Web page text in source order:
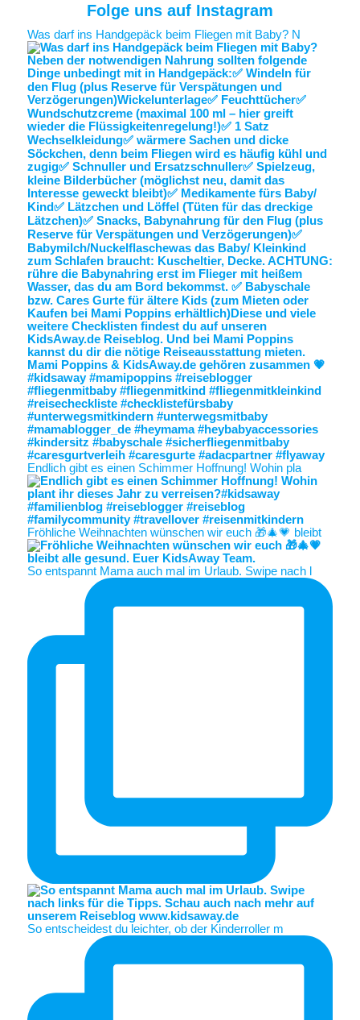
Folge uns auf Instagram
Was darf ins Handgepäck beim Fliegen mit Baby? N
Endlich gibt es einen Schimmer Hoffnung! Wohin pla
Fröhliche Weihnachten wünschen wir euch 🎁🎄💗 bleibt
So entspannt Mama auch mal im Urlaub. Swipe nach l
So entscheidest du leichter, ob der Kinderroller m